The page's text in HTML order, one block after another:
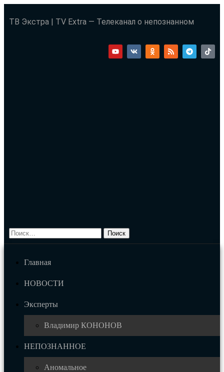
ТВ Экстра | TV Extra — Телеканал о непознанном
Главная
НОВОСТИ
Эксперты
Владимир КОНОНОВ
НЕПОЗНАННОЕ
Аномальное